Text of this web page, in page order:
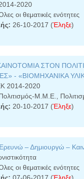
2020
οι θεματικές ενότητες
26-10-2017 (Έληξε)
ΣΤΟΝ
- «ΒΙΟΜΗΧΑΝΙΚΑ
2014-2020
Μ.M.E.,
20-10-2017 (Έληξε)
– Δημιουργώ –
οι θεματικές ενότητες